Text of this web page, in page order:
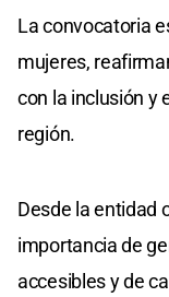
La convocatoria
mujeres,
con la inclusión y
región.
Desde la entidad
importancia de
accesibles y de